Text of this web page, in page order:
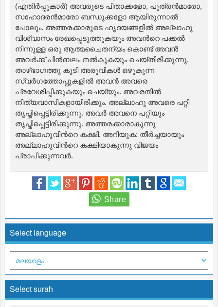
(എതിര്‍പ്പുകാര്‍) അവരുടെ പിതാക്കളോ, പുത്രന്‍മാരോ,
സഹോദരന്‍മാരോ ബന്ധുക്കളോ ആയിരുന്നാല്‍
പോലും. അത്തരക്കാരുടെ ഹൃദയങ്ങളില്‍ അല്ലാഹു
വിശ്വാസം രേഖപ്പെടുത്തുകയും അവന്‍റെ പക്കല്‍
നിന്നുള്ള ഒരു ആത്മചൈതന്യം കൊണ്ട് അവന്‍
അവര്‍ക്ക് പിന്‍ബലം നല്‍കുകയും ചെയ്തിരിക്കുന്നു.
താഴ്ഭാഗത്തു കൂടി അരുവികള്‍ ഒഴുകുന്ന
സ്വര്‍ഗത്തോപ്പുകളില്‍ അവന്‍ അവരെ
പ്രവേശിപ്പിക്കുകയും ചെയ്യും. അവരതില്‍
നിത്യവാസികളായിരിക്കും. അല്ലാഹു അവരെ പറ്റി
തൃപ്തിപ്പെട്ടിരിക്കുന്നു. അവര്‍ അവനെ പറ്റിയും
തൃപ്തിപ്പെട്ടിരിക്കുന്നു. അത്തരക്കാരാകുന്നു
അല്ലാഹുവിന്‍റെ കക്ഷി. അറിയുക: തീര്‍ച്ചയായും
അല്ലാഹുവിന്‍റെ കക്ഷിയാകുന്നു വിജയം
പ്രാപിക്കുന്നവര്‍.
Select language
Select surah